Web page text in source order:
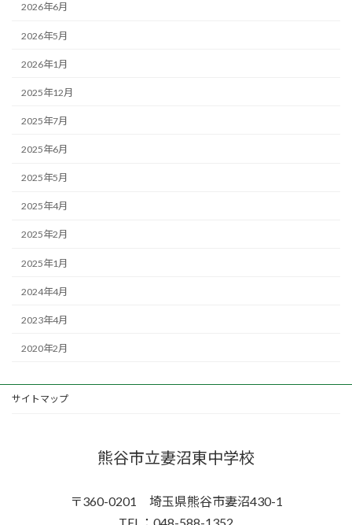
2026年6月
2026年5月
2026年1月
2025年12月
2025年7月
2025年6月
2025年5月
2025年4月
2025年2月
2025年1月
2024年4月
2023年4月
2020年2月
サイトマップ
熊谷市立妻沼東中学校
〒360-0201 埼玉県熊谷市妻沼430-1